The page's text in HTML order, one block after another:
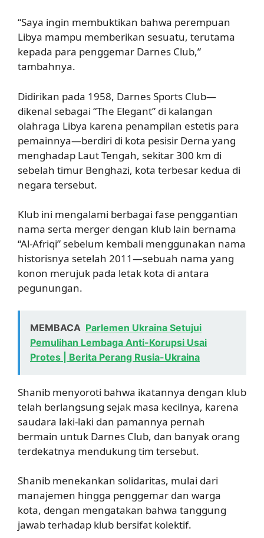
“Saya ingin membuktikan bahwa perempuan
Libya mampu memberikan sesuatu, terutama
kepada para penggemar Darnes Club,”
tambahnya.
Didirikan pada 1958, Darnes Sports Club—
dikenal sebagai “The Elegant” di kalangan
olahraga Libya karena penampilan estetis para
pemainnya—berdiri di kota pesisir Derna yang
menghadap Laut Tengah, sekitar 300 km di
sebelah timur Benghazi, kota terbesar kedua di
negara tersebut.
Klub ini mengalami berbagai fase penggantian
nama serta merger dengan klub lain bernama
“Al-Afriqi” sebelum kembali menggunakan nama
historisnya setelah 2011—sebuah nama yang
konon merujuk pada letak kota di antara
pegunungan.
MEMBACA Parlemen Ukraina Setujui
Pemulihan Lembaga Anti-Korupsi Usai
Protes | Berita Perang Rusia-Ukraina
Shanib menyoroti bahwa ikatannya dengan klub
telah berlangsung sejak masa kecilnya, karena
saudara laki-laki dan pamannya pernah
bermain untuk Darnes Club, dan banyak orang
terdekatnya mendukung tim tersebut.
Shanib menekankan solidaritas, mulai dari
manajemen hingga penggemar dan warga
kota, dengan mengatakan bahwa tanggung
jawab terhadap klub bersifat kolektif.